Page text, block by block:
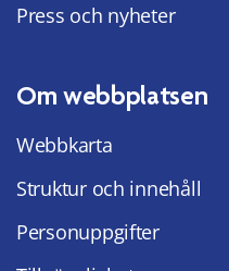
Press och nyheter
Om webbplatsen
Webbkarta
Struktur och innehåll
Personuppgifter